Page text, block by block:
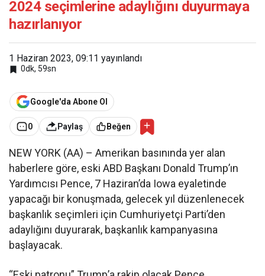
2024 seçimlerine adaylığını duyurmaya
hazırlanıyor
1 Haziran 2023, 09:11 yayınlandı
0dk, 59sn
Google'da Abone Ol
0 Paylaş Beğen
NEW YORK (AA) – Amerikan basınında yer alan
haberlere göre, eski ABD Başkanı Donald Trump’ın
Yardımcısı Pence, 7 Haziran’da Iowa eyaletinde
yapacağı bir konuşmada, gelecek yıl düzenlenecek
başkanlık seçimleri için Cumhuriyetçi Parti’den
adaylığını duyurarak, başkanlık kampanyasına
başlayacak.